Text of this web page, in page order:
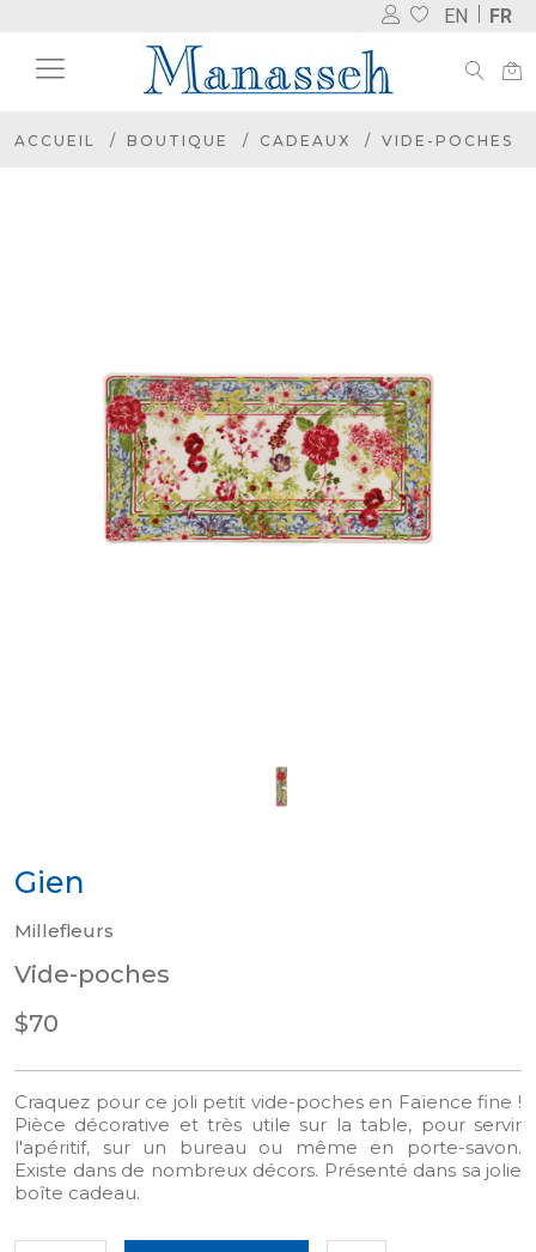
EN FR
ACCUEIL BOUTIQUE CADEAUX VIDE-POCHES
Gien
Millefleurs
Vide-poches
$70
Craquez pour ce joli petit vide-poches en Faïence fine !
Pièce décorative et très utile sur la table, pour servir
l'apéritif, sur un bureau ou même en porte-savon.
Existe dans de nombreux décors. Présenté dans sa jolie
boîte cadeau.